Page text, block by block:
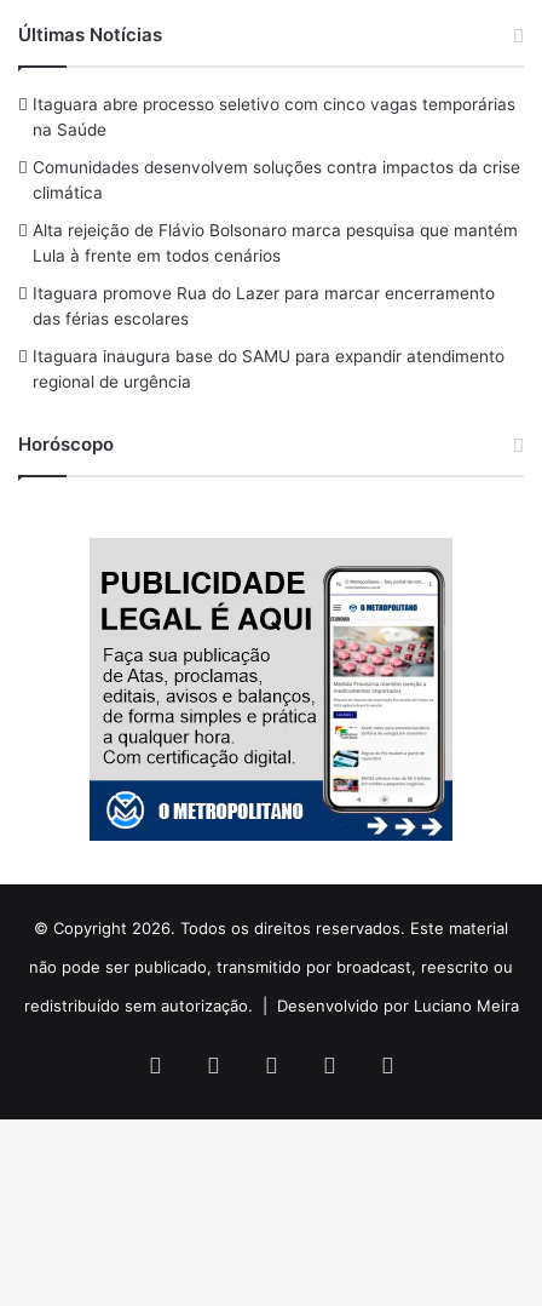
a
c
e
b
o
o
k
h
r
e
a
d
s
n
s
t
a
r
a
m
u
e
s
y
u
T
u
e
Últimas Notícias
Itaguara abre processo seletivo com cinco vagas temporárias
na Saúde
Comunidades desenvolvem soluções contra impactos da crise
climática
Alta rejeição de Flávio Bolsonaro marca pesquisa que mantém
Lula à frente em todos cenários
Itaguara promove Rua do Lazer para marcar encerramento
das férias escolares
Itaguara inaugura base do SAMU para expandir atendimento
regional de urgência
Horóscopo
© Copyright 2026. Todos os direitos reservados. Este material
não pode ser publicado, transmitido por broadcast, reescrito ou
redistribuído sem autorização. | Desenvolvido por Luciano Meira
Facebook YouTubeInstagram